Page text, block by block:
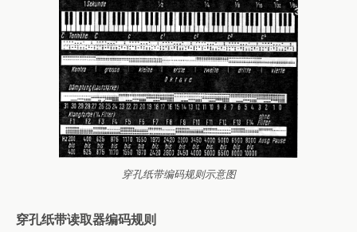
穿孔纸带编码规则示意图
穿孔纸带读取器编码规则